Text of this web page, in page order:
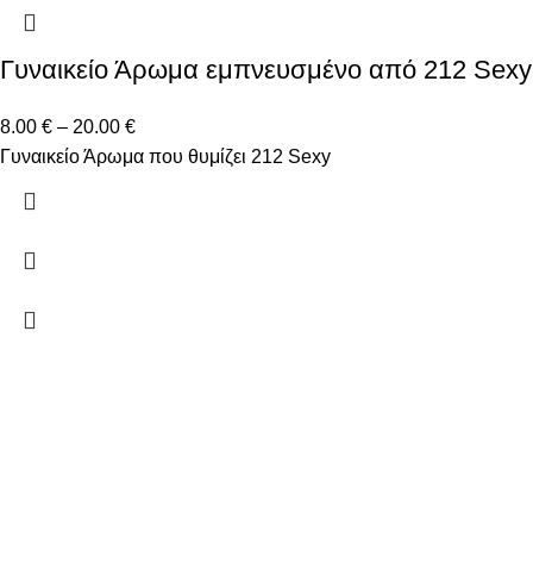
Γυναικείο Άρωμα εμπνευσμένο από 212 Sexy
8.00 € – 20.00 €
Γυναικείο Άρωμα που θυμίζει 212 Sexy